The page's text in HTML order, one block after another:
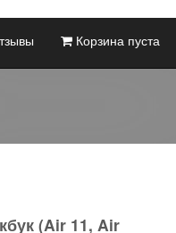
Корзина пуста
(Air 11, Air